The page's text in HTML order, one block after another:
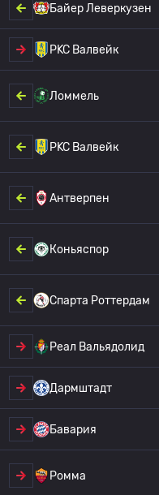
Байер Леверкузен
РKC Валвейк
Ломмель
РKC Валвейк
Антверпен
Коньяспор
Спарта Роттердам
Реал Вальядолид
Дармштадт
Бавария
Ромма